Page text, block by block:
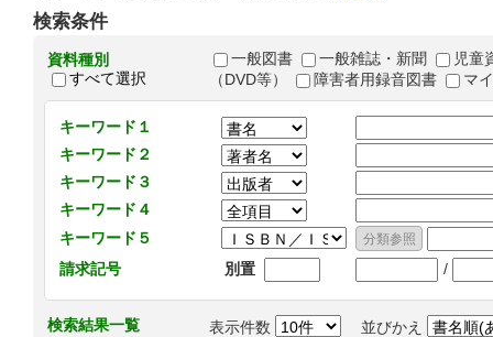
検索条件
資料種別
すべて選択
一般図書 一般雑誌・新聞
児童
（DVD等）
障害者用録音図書 マ
キーワード１
キーワード２
キーワード３
キーワード４
キーワード５
請求記号
別置 /
検索結果一覧 表示件数 並びかえ